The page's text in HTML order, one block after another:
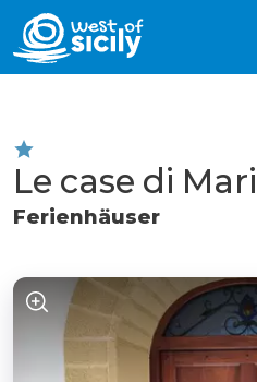
Le case di
Ferienhäuser